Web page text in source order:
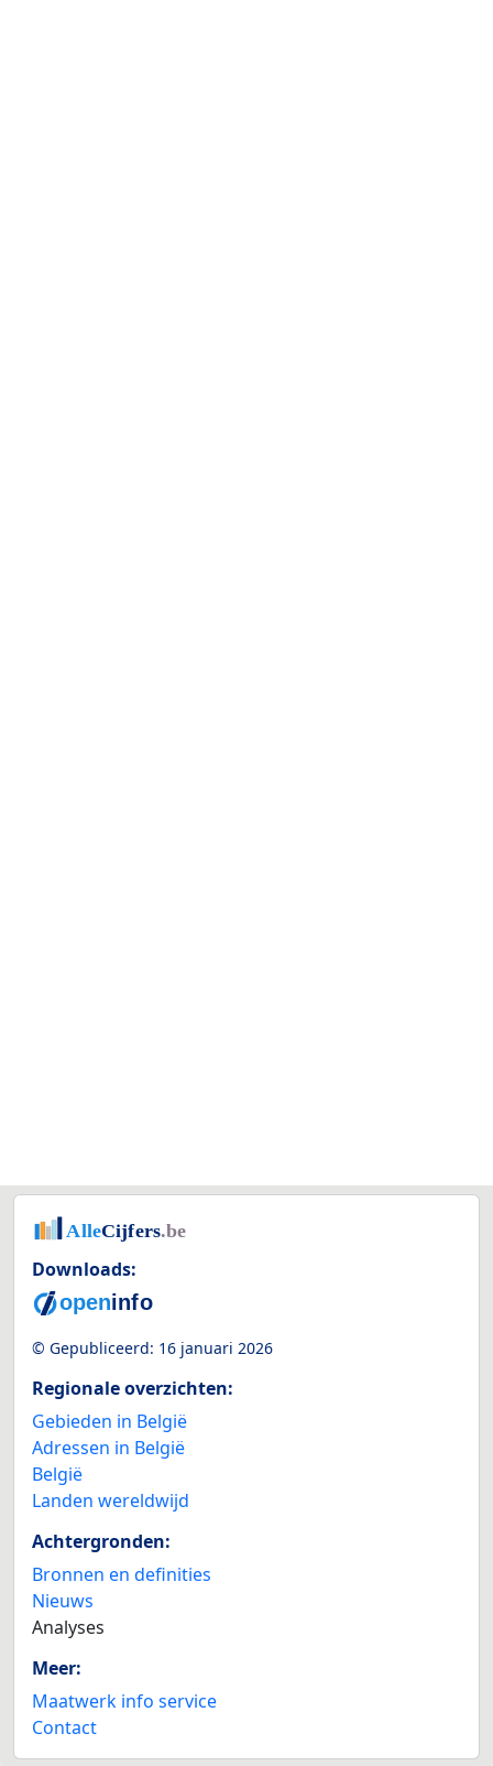
Downloads:
© Gepubliceerd: 16 januari 2026
Regionale overzichten:
Gebieden in België
Adressen in België
België
Landen wereldwijd
Achtergronden:
Bronnen en definities
Nieuws
Analyses
Meer:
Maatwerk info service
Contact